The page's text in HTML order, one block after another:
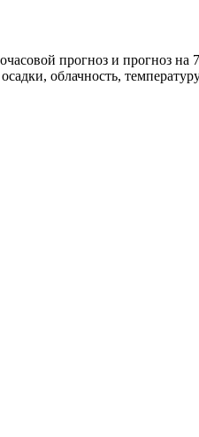
прогноз и прогноз
облачность,